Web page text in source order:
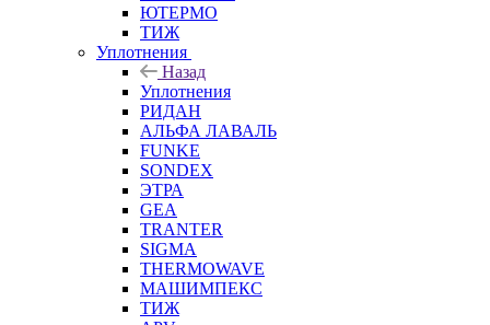
ЮТЕРМО
ТИЖ
Уплотнения
Назад
Уплотнения
РИДАН
АЛЬФА ЛАВАЛЬ
FUNKE
SONDEX
ЭТРА
GEA
TRANTER
SIGMA
THERMOWAVE
МАШИМПЕКС
ТИЖ